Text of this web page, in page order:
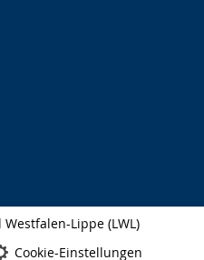
Lippe (LWL)
Cookie-Einstellungen